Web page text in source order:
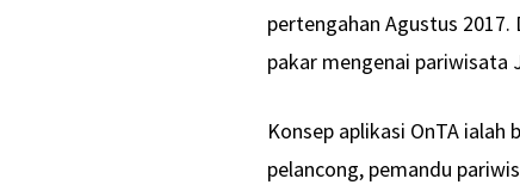
pertengahan Agustus
pakar mengenai pariwisata
Konsep aplikasi OnTA
pelancong, pemandu